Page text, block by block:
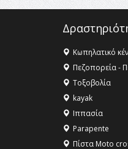
Κωπηλατικό
Πεζοπορεία -
Τοξοβολία
kayak
Ιππασία
Parapente
Πίστα Moto